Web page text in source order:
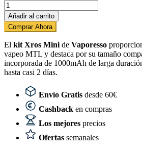
Añadir al carrito
Comprar Ahora
El kit Xros Mini de Vaporesso
vapeo MTL y destaca por su tamaño
incorporada de 1000mAh de larga
hasta casi 2 días.
Envío Gratis desde 60€
Cashback en compras
Los mejores precios
Ofertas semanales